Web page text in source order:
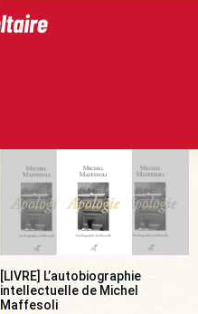
[LIVRE] L’autobiographie
intellectuelle de Michel
Maffesoli